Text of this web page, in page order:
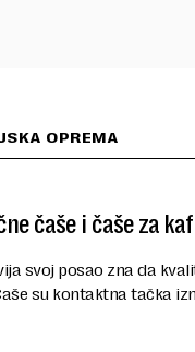
OPREMA
čaše i čaše za
svoj posao zna da
su kontaktna tačka